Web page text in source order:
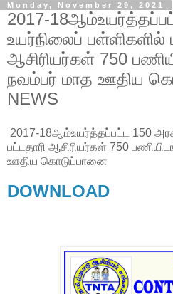
Monday, November 29, 2021
2017-
உயர்நிலைப் பள்ளிகளில்
ஆசிரியர்கள் 750
நவம்பர் மாத ஊதிய
NEWS
2017-18ஆம்உயர்த்தப்பட்ட 150
பட்டதாரி ஆசிரியர்கள் 750
ஊதிய கொடுப்பானை
DOWNLOAD